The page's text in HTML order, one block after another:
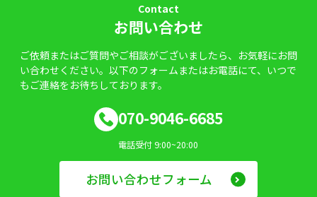
Contact
お問い合わせ
ご依頼またはご質問やご相談がございましたら、お気軽にお問
い合わせください。以下のフォームまたはお電話にて、いつで
もご連絡をお待ちしております。
070-9046-6685
電話受付 9:00~20:00
お問い合わせフォーム